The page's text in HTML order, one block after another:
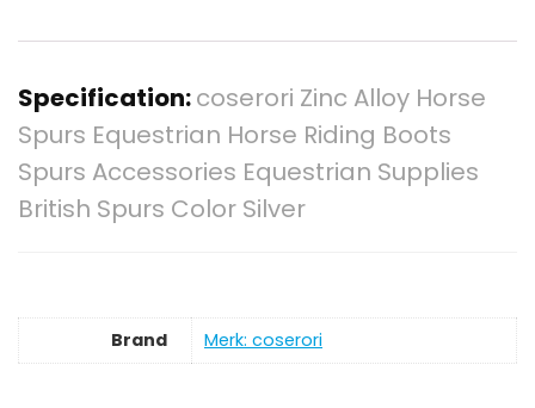
Specification:coserori Zinc Alloy Horse
Spurs Equestrian Horse Riding Boots
Spurs Accessories Equestrian Supplies
British Spurs Color Silver
Brand Merk: coserori